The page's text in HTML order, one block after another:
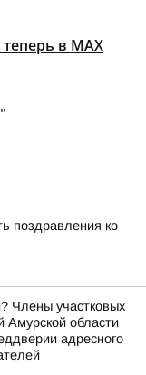
теперь в МАХ
поздравления ко
Члены участковых
Амурской области
адресного